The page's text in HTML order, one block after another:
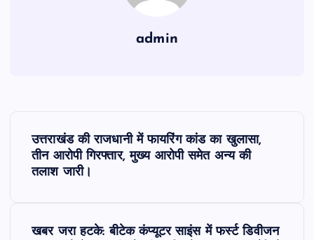
admin
उत्तराखंड की राजधानी में फायरिंग कांड का खुलासा,
तीन आरोपी गिरफ्तार, मुख्य आरोपी समेत अन्य की
तलाश जारी।
खबर जरा हटके: बीटेक कंप्यूटर साइंस में फर्स्ट डिवीजन